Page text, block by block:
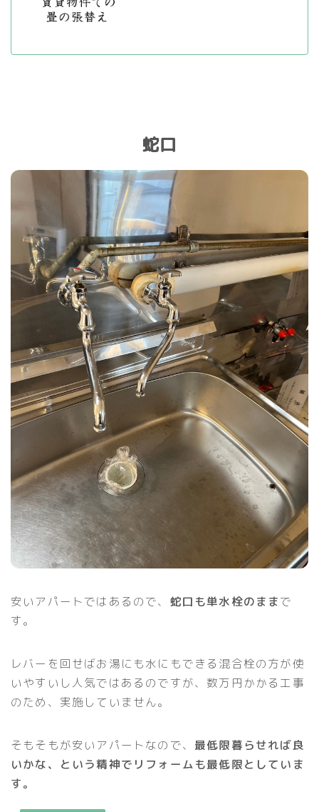
蛇口
安いアパートではあるので、 蛇口も単水栓のままで
す。
レバーを回せばお湯にも水にもできる混合栓の方が使
いやすいし人気ではあるのですが、数万円かかる工事
のため、実施していません。
そもそもが安いアパートなので、 最低限暮らせれば良
いかな、という精神でリフォームも最低限としていま
す。